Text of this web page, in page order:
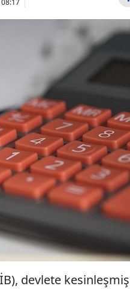
devlete kesinleşmiş